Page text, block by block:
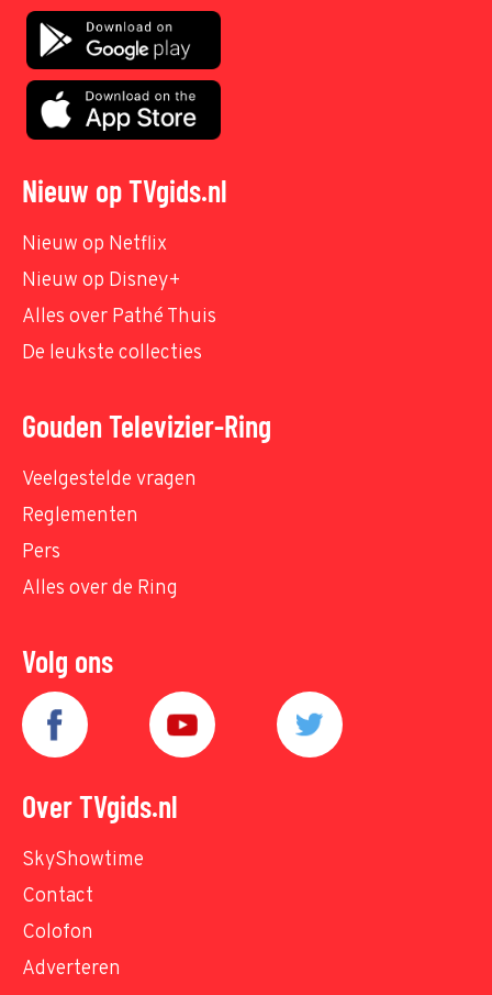
Nieuw op TVgids.nl
Nieuw op Netflix
Nieuw op Disney+
Alles over Pathé Thuis
De leukste collecties
Gouden Televizier-Ring
Veelgestelde vragen
Reglementen
Pers
Alles over de Ring
Volg ons
Over TVgids.nl
SkyShowtime
Contact
Colofon
Adverteren